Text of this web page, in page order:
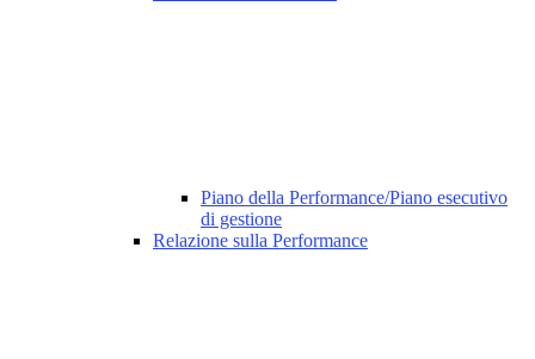
Piano della Performance/Piano esecutivo
di gestione
Relazione sulla Performance